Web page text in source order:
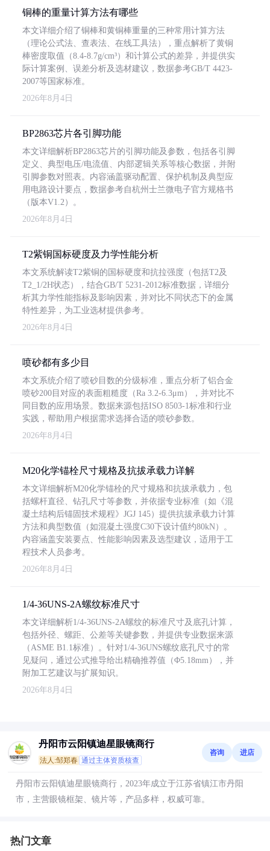
铜棒的重量计算方法有哪些
本文详细介绍了铜棒和黄铜棒重量的三种常用计算方法
（理论公式法、查表法、在线工具法），重点解析了黄铜
棒密度取值（8.4-8.7g/cm³）和计算公式的差异，并提供实
际计算案例、误差分析及选材建议，数据参考GB/T 4423-
2007等国家标准。
2026年8月4日
BP2863芯片各引脚功能
本文详细解析BP2863芯片的引脚功能及参数，包括各引脚
定义、典型电压/电流值、内部逻辑关系等核心数据，并附
引脚参数对照表。内容涵盖驱动配置、保护机制及典型应
用电路设计要点，数据参考自杭州士兰微电子官方规格书
（版本V1.2）。
2026年8月4日
T2紫铜国标硬度及力学性能分析
本文系统解读T2紫铜的国标硬度和抗拉强度（包括T2及
T2_1/2H状态），结合GB/T 5231-2012标准数据，详细分
析其力学性能指标及影响因素，并对比不同状态下的金属
特性差异，为工业选材提供参考。
2026年8月4日
喷砂都有多少目
本文系统介绍了喷砂目数的分级标准，重点分析了铝合金
喷砂200目对应的表面粗糙度（Ra 3.2-6.3μm），并对比不
同目数的应用场景。数据来源包括ISO 8503-1标准和行业
实践，帮助用户根据需求选择合适的喷砂参数。
2026年8月4日
M20化学锚栓尺寸规格及抗拔承载力详解
本文详细解析M20化学锚栓的尺寸规格和抗拔承载力，包
括螺杆直径、钻孔尺寸等参数，并依据专业标准（如《混
凝土结构后锚固技术规程》JGJ 145）提供抗拔承载力计算
方法和典型数值（如混凝土强度C30下设计值约80kN）。
内容涵盖安装要点、性能影响因素及选型建议，适用于工
程技术人员参考。
2026年8月4日
1/4-36UNS-2A螺纹标准尺寸
本文详细解析1/4-36UNS-2A螺纹的标准尺寸及底孔计算，
包括外径、螺距、公差等关键参数，并提供专业数据来源
（ASME B1.1标准）。针对1/4-36UNS螺纹底孔尺寸的常
见疑问，通过公式推导给出精确推荐值（Φ5.18mm），并
附加工艺建议与扩展知识。
2026年8月4日
丹阳市云阳镇迪星眼镜商行
法人:邹郑春 通过主体资质核查
咨询 进店
丹阳市云阳镇迪星眼镜商行，2023年成立于江苏省镇江市丹阳
市，主营眼镜框架、镜片等，产品多样，权威可靠。
热门文章